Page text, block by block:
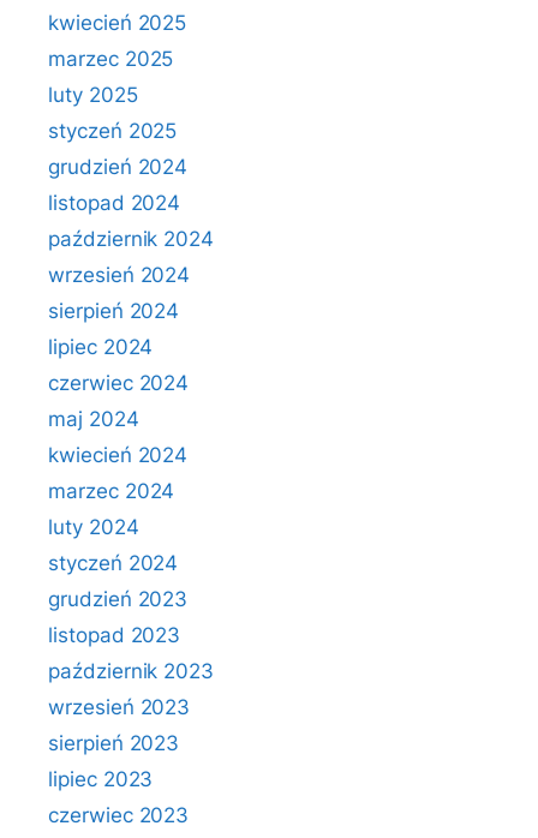
kwiecień 2025
marzec 2025
luty 2025
styczeń 2025
grudzień 2024
listopad 2024
październik 2024
wrzesień 2024
sierpień 2024
lipiec 2024
czerwiec 2024
maj 2024
kwiecień 2024
marzec 2024
luty 2024
styczeń 2024
grudzień 2023
listopad 2023
październik 2023
wrzesień 2023
sierpień 2023
lipiec 2023
czerwiec 2023